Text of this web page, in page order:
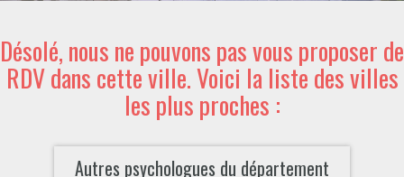
Désolé, nous ne pouvons pas vous proposer de
RDV dans cette ville. Voici la liste des villes
les plus proches :
Autres psychologues du département